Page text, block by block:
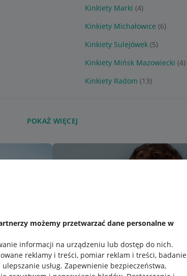
możemy przetwarzać dane personalne w
informacji na urządzeniu lub dostęp do nich.
reklamy i treści, pomiar reklam i treści, badanie
usług. Zapewnienie bezpieczeństwa,
Kinkiety Marki (4)
Kinkiety Michałowice (6)
Kinkiety Sulejówek (5)
Kinkiety Mińsk Mazowiecki (4)
Kinkiety Radom (13)
POKAŻ WIĘCEJ